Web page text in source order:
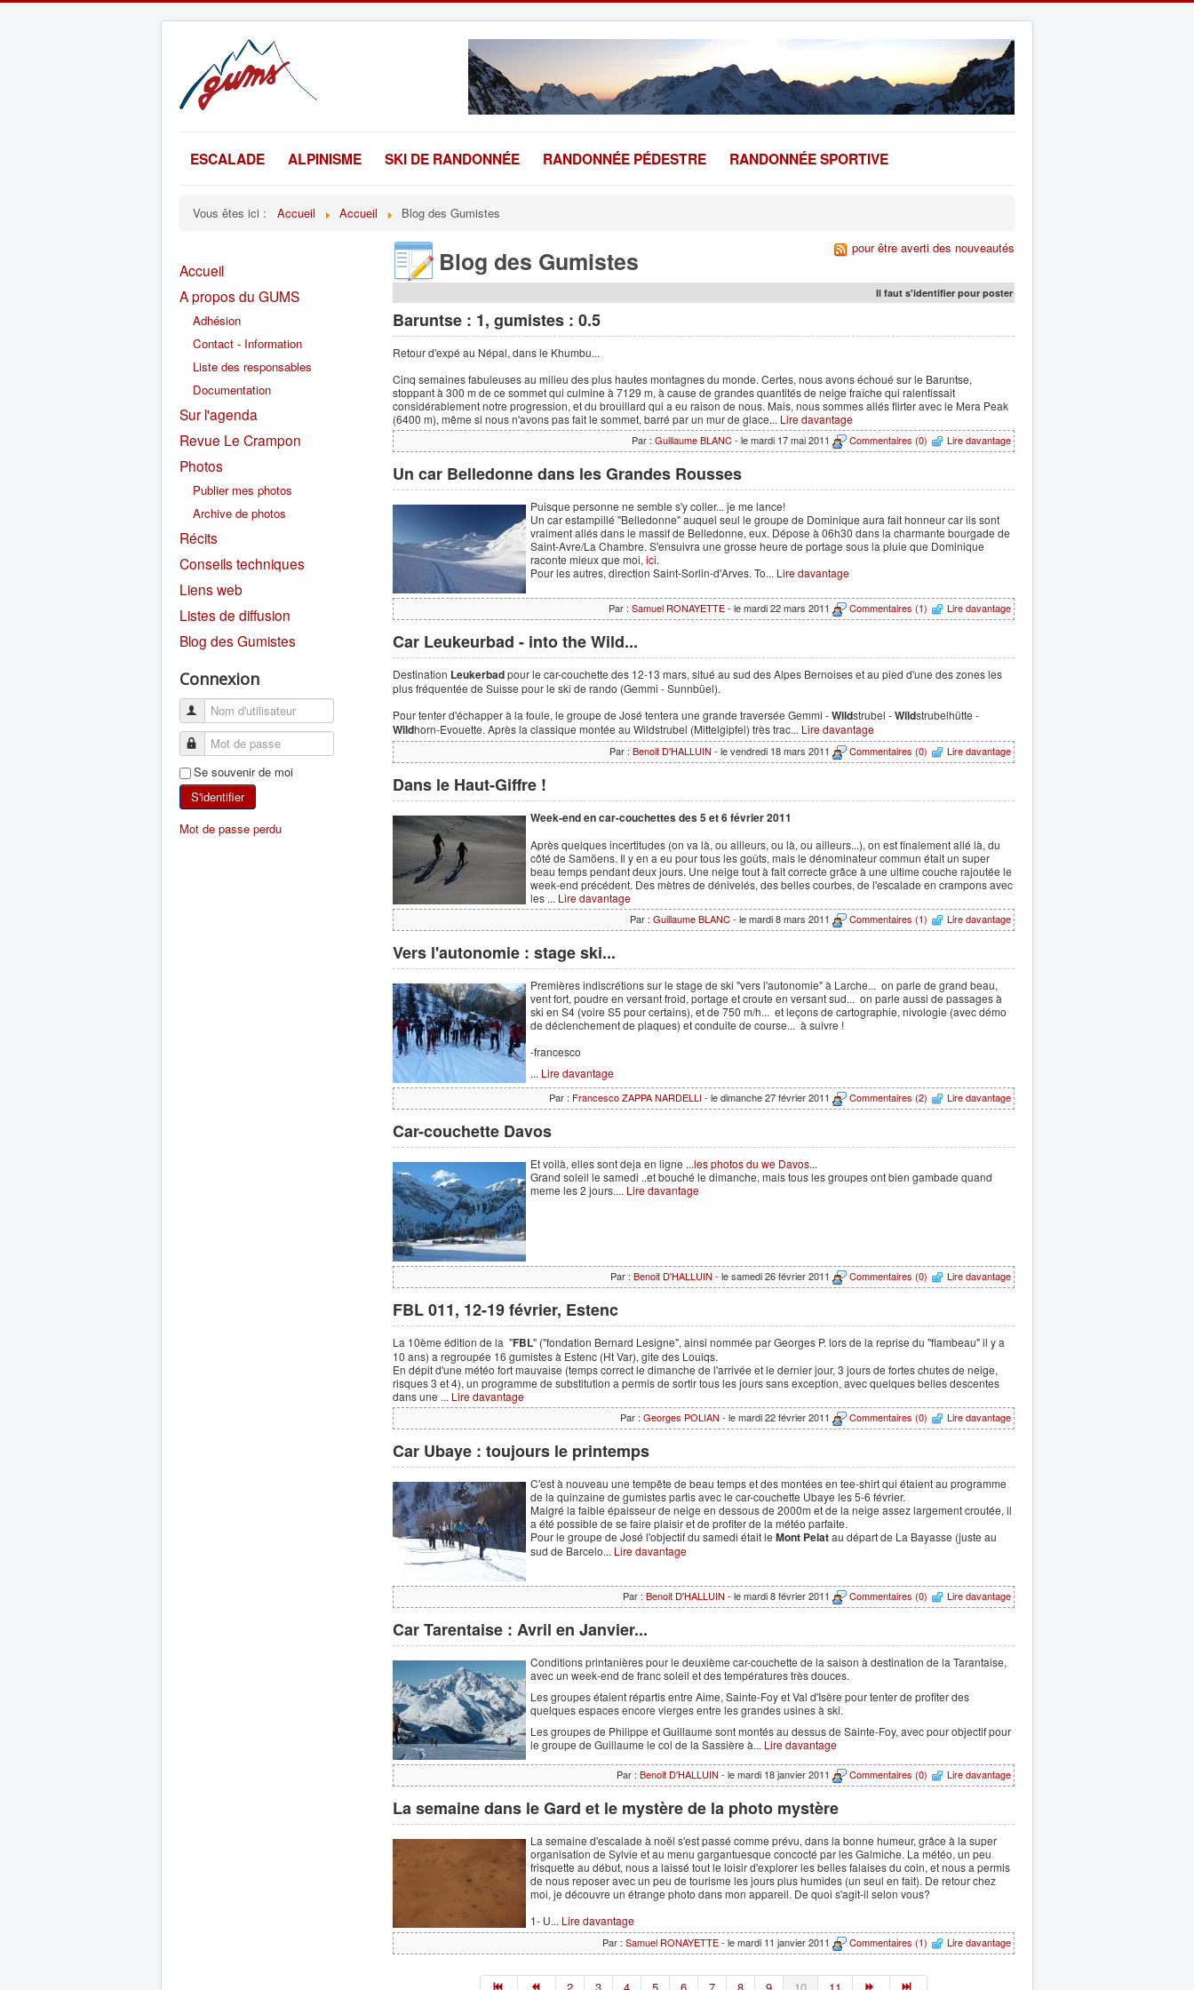
ESCALADE ALPINISME SKI DE RANDONNÉE RANDONNÉE PÉDESTRE RANDONNÉE SPORTIVE
Vous êtes ici : Accueil Accueil Blog des Gumistes
Accueil
A propos du GUMS
Adhésion
Contact - Information
Liste des responsables
Documentation
Sur l'agenda
Revue Le Crampon
Photos
Publier mes photos
Archive de photos
Récits
Conseils techniques
Liens web
Listes de diffusion
Blog des Gumistes
Connexion
Se souvenir de moi
S'identifier
Mot de passe perdu
Blog des Gumistes pour être averti des nouveautés
Il faut s'identifier pour poster
Baruntse : 1, gumistes : 0.5
Retour d'expé au Népal, dans le Khumbu...
Cinq semaines fabuleuses au milieu des plus hautes montagnes du monde. Certes, nous avons échoué sur le Baruntse,
stoppant à 300 m de ce sommet qui culmine à 7129 m, à cause de grandes quantités de neige fraîche qui ralentissait
considérablement notre progression, et du brouillard qui a eu raison de nous. Mais, nous sommes allés flirter avec le Mera Peak
(6400 m), même si nous n'avons pas fait le sommet, barré par un mur de glace... Lire davantage
Par : Guillaume BLANC- le mardi 17 mai 2011 Commentaires (0) Lire davantage
Un car Belledonne dans les Grandes Rousses
Puisque personne ne semble s'y coller... je me lance!
Un car estampillé "Belledonne" auquel seul le groupe de Dominique aura fait honneur car ils sont
vraiment allés dans le massif de Belledonne, eux. Dépose à 06h30 dans la charmante bourgade de
Saint-Avre/La Chambre. S'ensuivra une grosse heure de portage sous la pluie que Dominique
raconte mieux que moi, ici.
Pour les autres, direction Saint-Sorlin-d'Arves. To... Lire davantage
Par : Samuel RONAYETTE- le mardi 22 mars 2011 Commentaires (1) Lire davantage
Car Leukeurbad - into the Wild...
Destination Leukerbadpour le car-couchette des 12-13 mars, situé au sud des Alpes Bernoises et au pied d'une des zones les
plus fréquentée de Suisse pour le ski de rando (Gemmi - Sunnbüel).
Pour tenter d'échapper à la foule, le groupe de José tentera une grande traversée Gemmi -Wildstrubel -Wildstrubelhütte -
Wildhorn-Evouette. Après la classique montée au Wildstrubel (Mittelgipfel) très trac... Lire davantage
Par : Benoit D'HALLUIN - le vendredi 18 mars 2011 Commentaires (0) Lire davantage
Dans le Haut-Giffre !
Week-end en car-couchettes des 5 et 6 février 2011
Après quelques incertitudes (on va là, ou ailleurs, ou là, ou ailleurs...), on est finalement allé là, du
côté de Samöens. Il y en a eu pour tous les goûts, mais le dénominateur commun était un super
beau temps pendant deux jours. Une neige tout à fait correcte grâce à une ultime couche rajoutée le
week-end précédent. Des mètres de dénivelés, des belles courbes, de l'escalade en crampons avec
les ... Lire davantage
Par : Guillaume BLANC- le mardi 8 mars 2011 Commentaires (1) Lire davantage
Vers l'autonomie : stage ski...
Premières indiscrétions sur le stage de ski "vers l'autonomie" à Larche... on parle de grand beau,
vent fort, poudre en versant froid, portage et croute en versant sud... on parle aussi de passages à
ski en S4 (voire S5 pour certains), et de 750 m/h... et leçons de cartographie, nivologie (avec démo
de déclenchement de plaques) et conduite de course... à suivre !
-francesco
... Lire davantage
Par : Francesco ZAPPA NARDELLI- le dimanche 27 février 2011 Commentaires (2) Lire davantage
Car-couchette Davos
Et voilà, elles sont deja en ligne ...les photos du we Davos...
Grand soleil le samedi ..et bouché le dimanche, mais tous les groupes ont bien gambade quand
meme les 2 jours.... Lire davantage
Par : Benoit D'HALLUIN - le samedi 26 février 2011 Commentaires (0) Lire davantage
FBL 011, 12-19 février, Estenc
La 10ème édition de la "FBL" ("fondation Bernard Lesigne", ainsi nommée par Georges P. lors de la reprise du "flambeau" il y a
10 ans) a regroupée 16 gumistes à Estenc (Ht Var), gite des Louiqs.
En dépit d'une météo fort mauvaise (temps correct le dimanche de l'arrivée et le dernier jour, 3 jours de fortes chutes de neige,
risques 3 et 4), un programme de substitution a permis de sortir tous les jours sans exception, avec quelques belles descentes
dans une ... Lire davantage
Par : Georges POLIAN - le mardi 22 février 2011 Commentaires (0) Lire davantage
Car Ubaye : toujours le printemps
C'est à nouveau une tempête de beau temps et des montées en tee-shirt qui étaient au programme
de la quinzaine de gumistes partis avec le car-couchette Ubaye les 5-6 février.
Malgré la faible épaisseur de neige en dessous de 2000m et de la neige assez largement croutée, il
a été possible de se faire plaisir et de profiter de la météo parfaite.
Pour le groupe de José l'objectif du samedi était le Mont Pelatau départ de La Bayasse (juste au
sud de Barcelo... Lire davantage
Par : Benoit D'HALLUIN - le mardi 8 février 2011 Commentaires (0) Lire davantage
Car Tarentaise : Avril en Janvier...
Conditions printanières pour le deuxième car-couchette de la saison à destination de la Tarantaise,
avec un week-end de franc soleil et des températures très douces.
Les groupes étaient répartis entre Aime, Sainte-Foy et Val d'Isère pour tenter de profiter des
quelques espaces encore vierges entre les grandes usines à ski.
Les groupes de Philippe et Guillaume sont montés au dessus de Sainte-Foy, avec pour objectif pour
le groupe de Guillaume le col de la Sassière à... Lire davantage
Par : Benoit D'HALLUIN - le mardi 18 janvier 2011 Commentaires (0) Lire davantage
La semaine dans le Gard et le mystère de la photo mystère
La semaine d'escalade à noël s'est passé comme prévu, dans la bonne humeur, grâce à la super
organisation de Sylvie et au menu gargantuesque concocté par les Galmiche. La météo, un peu
frisquette au début, nous a laissé tout le loisir d'explorer les belles falaises du coin, et nous a permis
de nous reposer avec un peu de tourisme les jours plus humides (un seul en fait). De retour chez
moi, je découvre un étrange photo dans mon appareil. De quoi s'agit-il selon vous?
1- U... Lire davantage
Par : Samuel RONAYETTE- le mardi 11 janvier 2011 Commentaires (1) Lire davantage